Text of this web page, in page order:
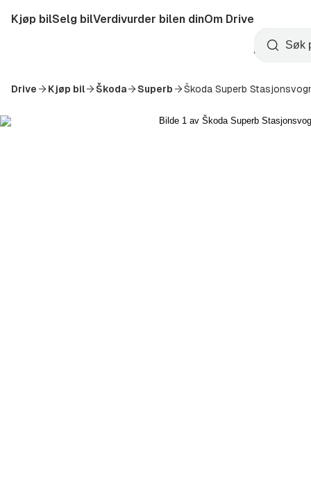
til
Startside
Kjøp bilSelg bilVerdivurder bilen dinOm Drive
Opprett
konto
Søk
Drive Kjøp bil Škoda Superb Škoda Superb